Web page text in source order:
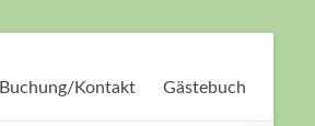
Buchung/Kontakt Gästebuch